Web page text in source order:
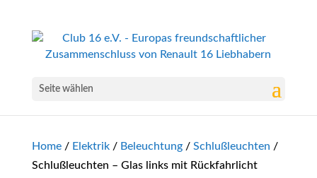
Seite wählen
Home/ Elektrik/ Beleuchtung/ Schlußleuchten /
Schlußleuchten – Glas links mit Rückfahrlicht